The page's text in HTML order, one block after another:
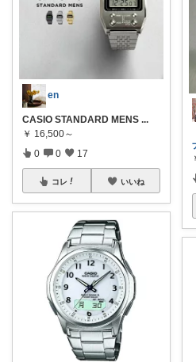
en
CASIO STANDARD MENS ...
￥ 16,500～
0 0 17
コレ いいね